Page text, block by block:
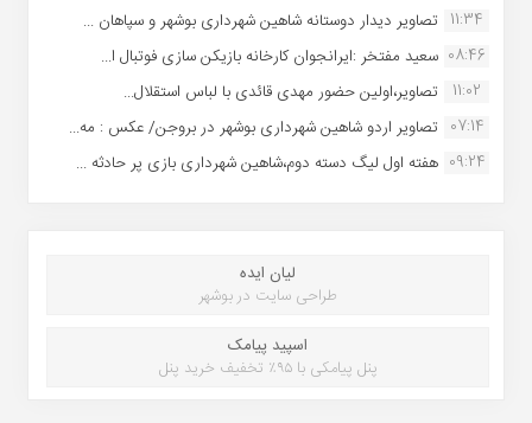
11:34 تصاویر دیدار دوستانه شاهین شهردارى بوشهر و سپاهان ...
08:46 سعید مفتخر :ایرانجوان کارخانه بازیکن سازی فوتبال ا...
11:02
تصاویر،اولین حضور مهدی قائدی با لباس استقلال...
07:14 تصاویر اردو شاهین شهرداری بوشهر در بروجن/ عکس : مه...
09:24 هفته اول لیگ دسته دوم،شاهین شهرداری بازی پر حادثه ...
لیان ایده
طراحی سایت در بوشهر
اسپید پیامک
پنل پیامکی با ۹۵٪ تخفیف خرید پنل